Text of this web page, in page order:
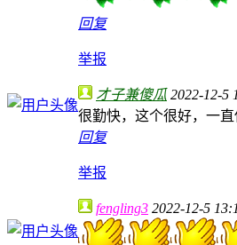
回复
举报
才子兼傻瓜 2022-12-5
很勤快，这个很好，一直
回复
举报
fengling3 2022-12-5